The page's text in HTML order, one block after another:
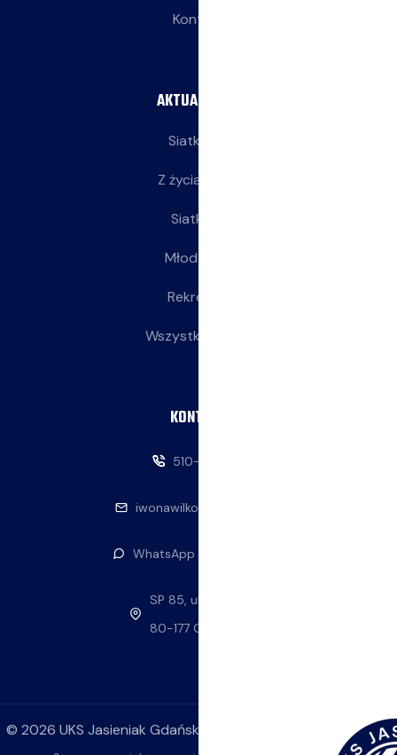
Kontakt
AKTUALNOŚCI
Siatkarze
Z życia klubu
Siatkarki
Młodziczki
Rekreacja
Wszystkie wpisy
KONTAKT
510-146-069
iwonawilkowska@interia.pl
WhatsApp — napisz do nas
SP 85, ul. Stolema 59
80-177 Gdańsk
© 2026 UKS Jasieniak Gdańsk. Wszelkie prawa zastrzeżone.